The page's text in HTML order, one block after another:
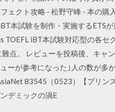
ェクト攻略 - 松野守峰 - 本の
本試験を制作・実施するETS
TOEFL iBT本試験対応型の各
点。 レビューを投稿後、キ
ーが参考になった｣人の数が
83545（0523）【プリ
デミックの渦E